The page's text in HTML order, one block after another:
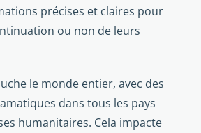
précises et claires pour
ou non de leurs
le monde entier, avec des
dans tous les pays
humanitaires. Cela impacte